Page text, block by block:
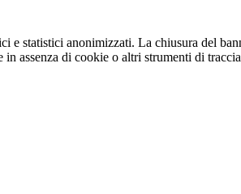
e statistici anonimizzati. La chiusura del
assenza di cookie o altri strumenti di